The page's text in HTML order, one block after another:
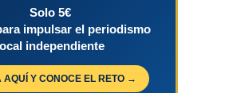
Solo 5€
impulsar el periodismo
independiente
AQUÍ Y CONOCE EL RETO →